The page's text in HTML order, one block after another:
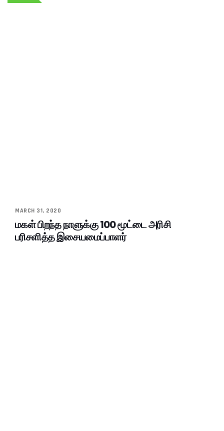
MARCH 31, 2020
மகள் பிறந்த நாளுக்கு 100 மூட்டை அரிசி
பரிசளித்த இசையமைப்பாளர்